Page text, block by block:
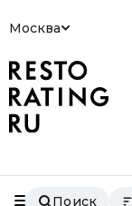
Москва
Поиск